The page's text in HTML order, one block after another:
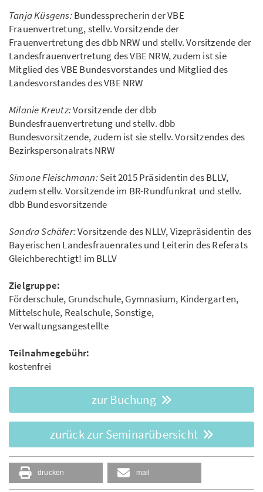
Tanja Küsgens:Bundessprecherin der VBE
Frauenvertretung, stellv. Vorsitzende der
Frauenvertretung des dbb NRW und stellv. Vorsitzende der
Landesfrauenvertretung des VBE NRW, zudem ist sie
Mitglied des VBE Bundesvorstandes und Mitglied des
Landesvorstandes des VBE NRW
Milanie Kreutz:Vorsitzende der dbb
Bundesfrauenvertretung und stellv. dbb
Bundesvorsitzende, zudem ist sie stellv. Vorsitzendes des
Bezirkspersonalrats NRW
Simone Fleischmann:Seit 2015 Präsidentin des BLLV,
zudem stellv. Vorsitzende im BR-Rundfunkrat und stellv.
dbb Bundesvorsitzende
Sandra Schäfer:Vorsitzende des NLLV, Vizepräsidentin des
Bayerischen Landesfrauenrates und Leiterin des Referats
Gleichberechtigt! im BLLV
Zielgruppe:
Förderschule, Grundschule, Gymnasium, Kindergarten,
Mittelschule, Realschule, Sonstige,
Verwaltungsangestellte
Teilnahmegebühr:
kostenfrei
zur Buchung
zurück zur Seminarübersicht
drucken mail